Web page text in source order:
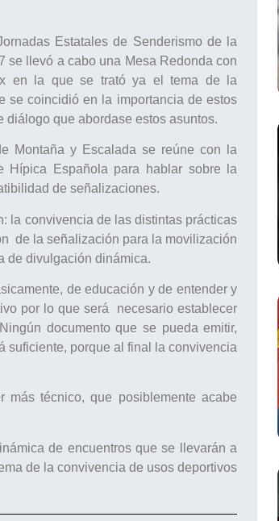
Estatales de Senderismo de la
se llevó a cabo una Mesa Redonda con
en la que se trató ya el tema de la
coincidió en la importancia de estos
que abordase estos asuntos.
Montaña y Escalada se reúne con la
Hípica Española para hablar sobre la
de señalizaciones.
la convivencia de las distintas prácticas
de la señalización para la movilización
de divulgación dinámica.
de educación y de entender y
por lo que será necesario establecer
documento que se pueda emitir,
suficiente, porque al final la convivencia
técnico, que posiblemente acabe
de encuentros que se llevarán a
de la convivencia de usos deportivos